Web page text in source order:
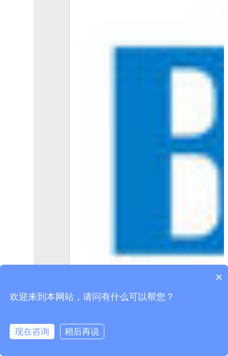
×
欢迎来到本网站，请问有什么可以帮您？
现在咨询
稍后再说
在线咨询